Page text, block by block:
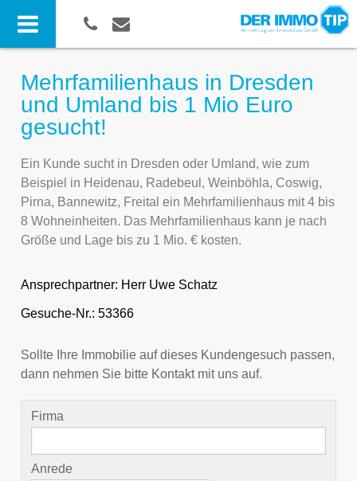
Mehrfamilienhaus in Dresden
und Umland bis 1 Mio Euro
gesucht!
Ein Kunde sucht in Dresden oder Umland, wie zum
Beispiel in Heidenau, Radebeul, Weinböhla, Coswig,
Pirna, Bannewitz, Freital ein Mehrfamilienhaus mit 4 bis
8 Wohneinheiten. Das Mehrfamilienhaus kann je nach
Größe und Lage bis zu 1 Mio. € kosten.
Ansprechpartner: Herr Uwe Schatz
Gesuche-Nr.: 53366
Sollte Ihre Immobilie auf dieses Kundengesuch passen,
dann nehmen Sie bitte Kontakt mit uns auf.
Firma
Anrede